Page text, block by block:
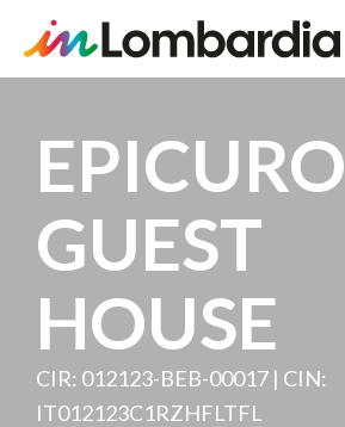
content
EPICURO
GUEST
HOUSE
CIR: 012123-BEB-00017 | CIN:
IT012123C1RZHFLTFL